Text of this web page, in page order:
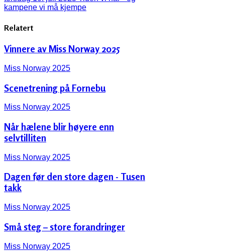
kampene vi må kjempe
Relatert
Vinnere av Miss Norway 2025
Miss Norway 2025
Scenetrening på Fornebu
Miss Norway 2025
Når hælene blir høyere enn
selvtilliten
Miss Norway 2025
Dagen før den store dagen - Tusen
takk
Miss Norway 2025
Små steg – store forandringer
Miss Norway 2025